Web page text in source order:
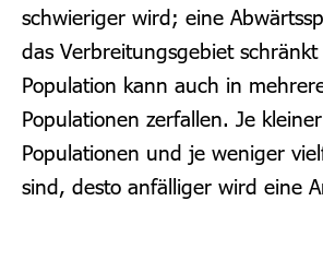
schwieriger wird; eine
das Verbreitungsgebiet
Population kann auch in
Populationen zerfallen. Je
Populationen und je weniger
sind, desto anfälliger wird eine